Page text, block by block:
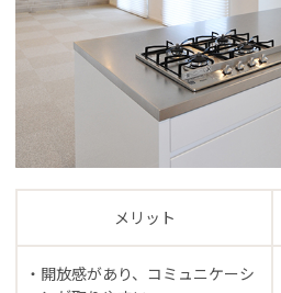
メリット
・開放感があり、コミュニケーシ